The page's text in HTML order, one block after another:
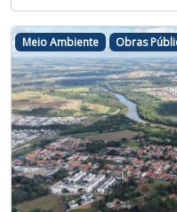
Meio Ambiente Obras